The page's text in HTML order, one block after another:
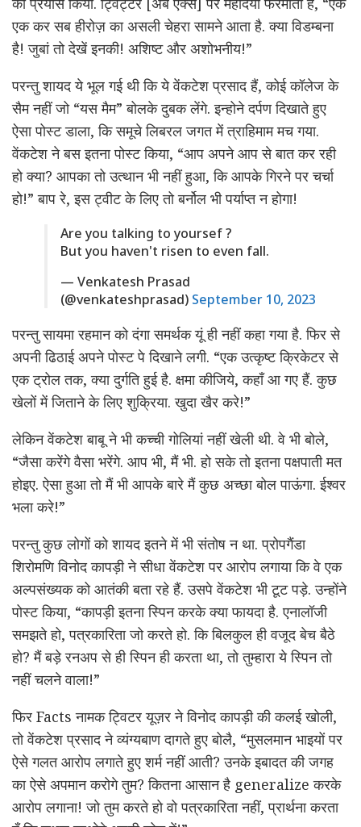
एक कर सब हीरोज़ का असली चेहरा सामने आता है. क्या विडम्बना
है! जुबां तो देखें इनकी! अशिष्ट और अशोभनीय!”
परन्तु शायद ये भूल गई थी कि ये वेंकटेश प्रसाद हैं, कोई कॉलेज के
सैम नहीं जो “यस मैम” बोलके दुबक लेंगे. इन्होने दर्पण दिखाते हुए
ऐसा पोस्ट डाला, कि समूचे लिबरल जगत में त्राहिमाम मच गया.
वेंकटेश ने बस इतना पोस्ट किया, “आप अपने आप से बात कर रही
हो क्या? आपका तो उत्थान भी नहीं हुआ, कि आपके गिरने पर चर्चा
हो!” बाप रे, इस ट्वीट के लिए तो बर्नोल भी पर्याप्त न होगा!
Are you talking to yoursef ?
But you haven't risen to even fall.
— Venkatesh Prasad
(@venkateshprasad) September 10, 2023
परन्तु सायमा रहमान को दंगा समर्थक यूं ही नहीं कहा गया है. फिर से
अपनी ढिठाई अपने पोस्ट पे दिखाने लगी. “एक उत्कृष्ट क्रिकेटर से
एक ट्रोल तक, क्या दुर्गति हुई है. क्षमा कीजिये, कहाँ आ गए हैं. कुछ
खेलों में जिताने के लिए शुक्रिया. खुदा खैर करे!”
लेकिन वेंकटेश बाबू ने भी कच्ची गोलियां नहीं खेली थी. वे भी बोले,
“जैसा करेंगे वैसा भरेंगे. आप भी, मैं भी. हो सके तो इतना पक्षपाती मत
होइए. ऐसा हुआ तो मैं भी आपके बारे मैं कुछ अच्छा बोल पाऊंगा. ईश्वर
भला करे!”
परन्तु कुछ लोगों को शायद इतने में भी संतोष न था. प्रोपगैंडा
शिरोमणि विनोद कापड़ी ने सीधा वेंकटेश पर आरोप लगाया कि वे एक
अल्पसंख्यक को आतंकी बता रहे हैं. उसपे वेंकटेश भी टूट पड़े. उन्होंने
पोस्ट किया, “कापड़ी इतना स्पिन करके क्या फायदा है. एनालॉजी
समझते हो, पत्रकारिता जो करते हो. कि बिलकुल ही वजूद बेच बैठे
हो? मैं बड़े रनअप से ही स्पिन ही करता था, तो तुम्हारा ये स्पिन तो
नहीं चलने वाला!”
फिर Facts नामक ट्विटर यूज़र ने विनोद कापड़ी की कलई खोली,
तो वेंकटेश प्रसाद ने व्यंग्यबाण दागते हुए बोलै, “मुसलमान भाइयों पर
ऐसे गलत आरोप लगाते हुए शर्म नहीं आती? उनके इबादत की जगह
का ऐसे अपमान करोगे तुम? कितना आसान है generalize करके
आरोप लगाना! जो तुम करते हो वो पत्रकारिता नहीं, प्रार्थना करता